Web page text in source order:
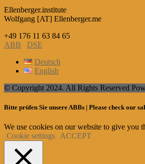
Ellenberger.institute
Wolfgang [AT] Ellenberger.me
+49 176 11 63 84 65
ABB
DSE
Deutsch
English
© Copyright 2024. All Rights Reserved
Bitte prüfen Sie unsere ABBs | Please check our
We use cookies on our website to give you
Cookie settings
ACCEPT